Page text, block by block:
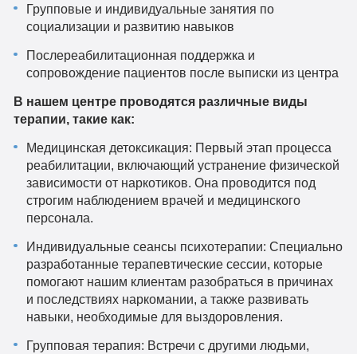
Групповые и индивидуальные занятия по
социализации и развитию навыков
Послереабилитационная поддержка и
сопровождение пациентов после выписки из центра
В нашем центре проводятся различные виды
терапии, такие как:
Медицинская детоксикация: Первый этап процесса
реабилитации, включающий устранение физической
зависимости от наркотиков. Она проводится под
строгим наблюдением врачей и медицинского
персонала.
Индивидуальные сеансы психотерапии: Специально
разработанные терапевтические сессии, которые
помогают нашим клиентам разобраться в причинах
и последствиях наркомании, а также развивать
навыки, необходимые для выздоровления.
Групповая терапия: Встречи с другими людьми,